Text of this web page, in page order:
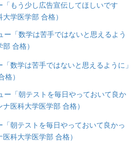
「もう少し広告宣伝してほしいです
大学医学部 合格）
数学は苦手ではないと思えるように」
格）
朝テストを毎日やっておいて良かっ
科大学医学部 合格）